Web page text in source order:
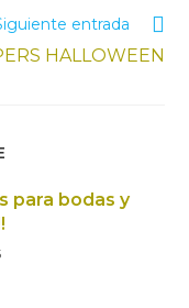
entrada
HALLOWEEN
para bodas y